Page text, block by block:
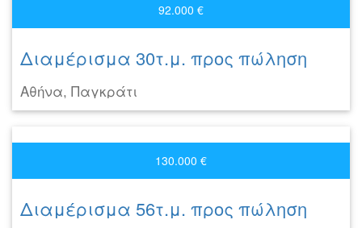
92.000 €
Διαμέρισμα 30τ.μ. προς πώληση
Αθήνα, Παγκράτι
130.000 €
Διαμέρισμα 56τ.μ. προς πώληση